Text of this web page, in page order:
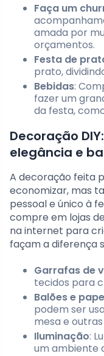
Faça um
amada por
orçamentos.
Festa de
prato,
Bebidas:
fazer um
da festa,
Decoração
elegância e
A decoração feita
economizar, mas
pessoal e único à
compre em lojas
na internet para
façam a diferença
Garrafas de
tecidos para
Balões e
podem ser
mesa e
Iluminação:
um ambiente